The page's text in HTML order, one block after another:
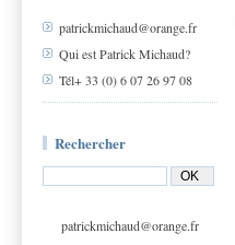
patrickmichaud@orange.fr
Qui est Patrick Michaud?
Tél+ 33 (0) 6 07 26 97 08
Rechercher
patrickmichaud@orange.fr